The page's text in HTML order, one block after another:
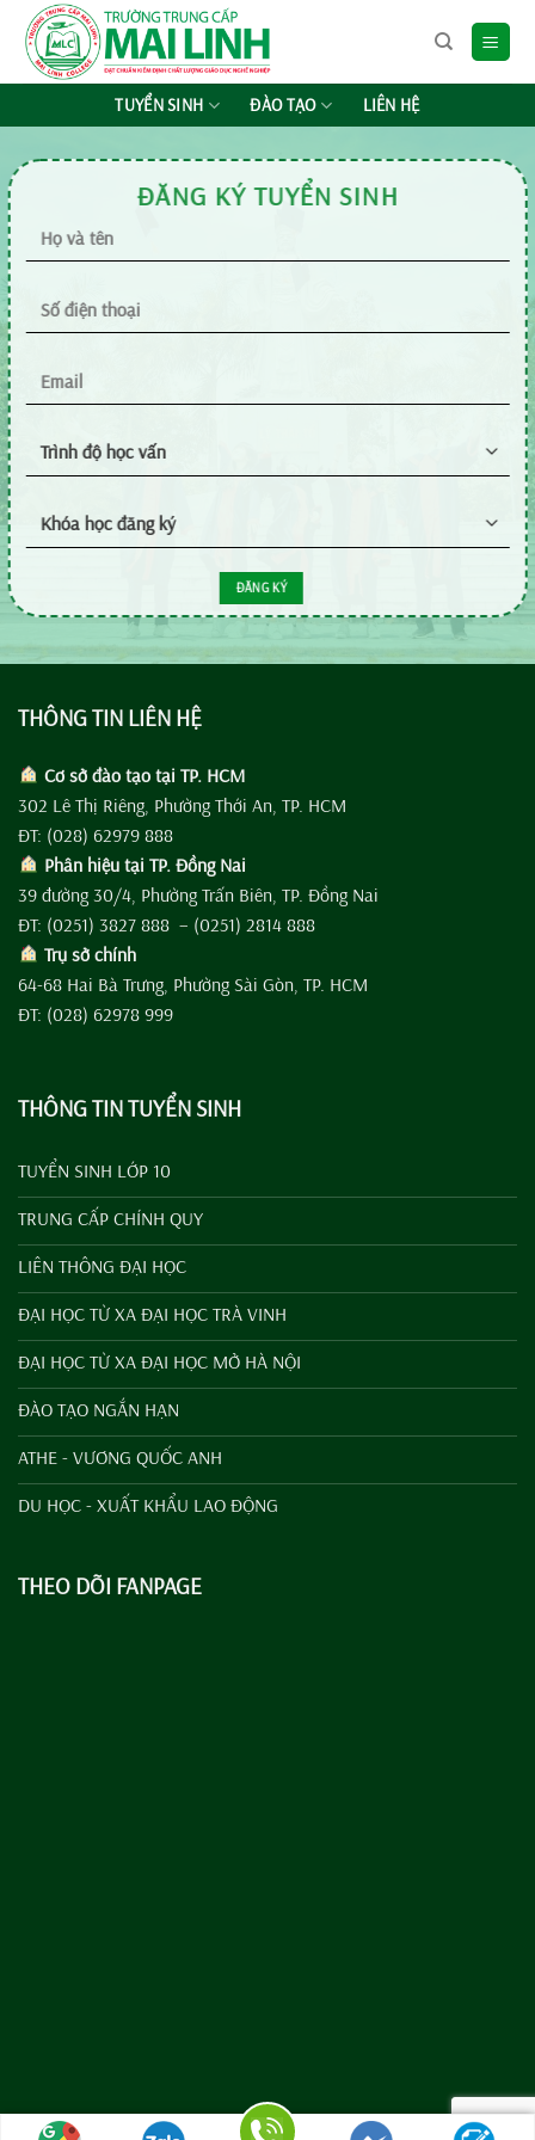
Chuyển
đến
TUYỂN SINH ĐÀO TẠO LIÊN HỆ
ĐĂNG KÝ TUYỂN SINH
THÔNG TIN LIÊN HỆ
Cơ sở đào tạo tại TP. HCM
302 Lê Thị Riêng, Phường Thới An, TP. HCM
ĐT: (028) 62979 888
Phân hiệu tại TP. Đồng Nai
39 đường 30/4, Phường Trấn Biên, TP. Đồng Nai
ĐT: (0251) 3827 888 – (0251) 2814 888
Trụ sở chính
64-68 Hai Bà Trưng, Phường Sài Gòn, TP. HCM
ĐT: (028) 62978 999
THÔNG TIN TUYỂN SINH
TUYỂN SINH LỚP 10
TRUNG CẤP CHÍNH QUY
LIÊN THÔNG ĐẠI HỌC
ĐẠI HỌC TỪ XA ĐẠI HỌC TRÀ VINH
ĐẠI HỌC TỪ XA ĐẠI HỌC MỞ HÀ NỘI
ĐÀO TẠO NGẮN HẠN
ATHE - VƯƠNG QUỐC ANH
DU HỌC - XUẤT KHẨU LAO ĐỘNG
THEO DÕI FANPAGE